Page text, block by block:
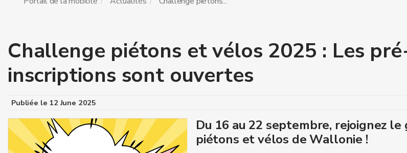
Challenge piétons et vélos 2025 : Les
inscriptions sont ouvertes
Publiée le 12 June 2025
Du 16 au 22 septembre, rejoignez
piétons et vélos de Wallonie !